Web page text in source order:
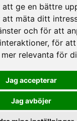
ge en bättre
att mäta ditt
och för att
, för att
relevanta för
Jag accepterar
Jag avböjer